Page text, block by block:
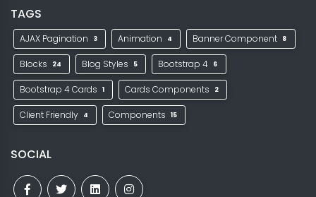
TAGS
AJAX Pagination 3 Animation 4 Banner Component 8
Blocks 24 Blog Styles 5 Bootstrap 4 6
Bootstrap 4 Cards 1 Cards Components 2
Client Friendly 4 Components 15
SOCIAL